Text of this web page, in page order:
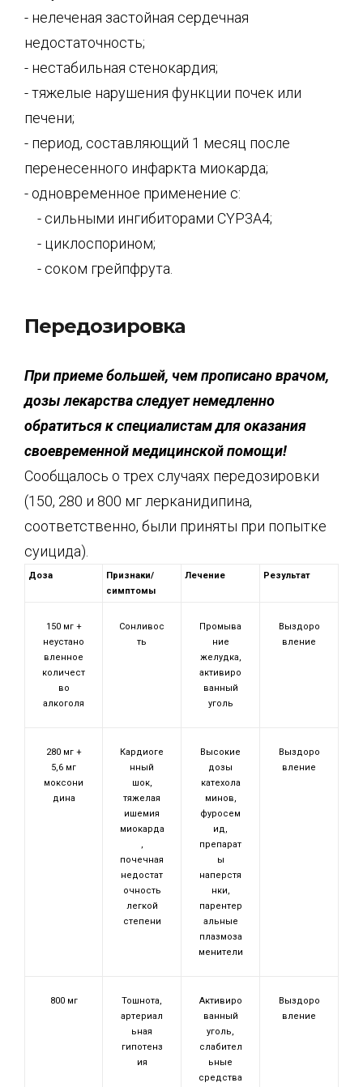
- нелеченая застойная сердечная
недостаточность;
- нестабильная стенокардия;
- тяжелые нарушения функции почек или
печени;
- период, составляющий 1 месяц после
перенесенного инфаркта миокарда;
- одновременное применение с:
- сильными ингибиторами CYP3A4;
- циклоспорином;
- соком грейпфрута.
Передозировка
При приеме большей, чем прописано врачом,
дозы лекарства следует немедленно
обратиться к специалистам для оказания
своевременной медицинской помощи!
Сообщалось о трех случаях передозировки
(150, 280 и 800 мг лерканидипина,
соответственно, были приняты при попытке
суицида).
Доза
Признаки/
симптомы
Лечение Результат
150 мг +
неустано
вленное
количест
во
алкоголя
Сонливос
ть
Промыва
ние
желудка,
активиро
ванный
уголь
Выздоро
вление
280 мг +
5,6 мг
моксони
дина
Кардиоге
нный
шок,
тяжелая
ишемия
миокарда
,
почечная
недостат
очность
легкой
степени
Высокие
дозы
катехола
минов,
фуросем
ид,
препарат
ы
наперстя
нки,
парентер
альные
плазмоза
менители
Выздоро
вление
800 мг
Тошнота,
артериал
ьная
гипотенз
ия
Активиро
ванный
уголь,
слабител
ьные
средства
Выздоро
вление